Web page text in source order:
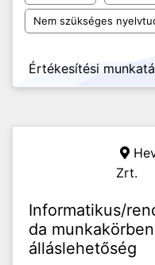
Nem szükséges
Értékesítési
Zrt.
Informatikus/
da munkakörben
álláslehetőség